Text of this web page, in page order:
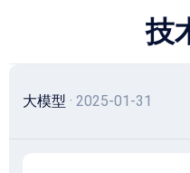
技
大模型 · 2025-01-31